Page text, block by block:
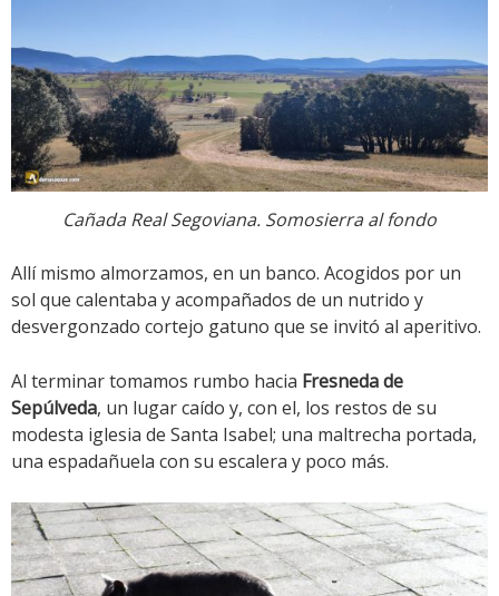
Cañada Real Segoviana. Somosierra al fondo
Allí mismo almorzamos, en un banco. Acogidos por un
sol que calentaba y acompañados de un nutrido y
desvergonzado cortejo gatuno que se invitó al aperitivo.
Al terminar tomamos rumbo hacia Fresneda de
Sepúlveda, un lugar caído y, con el, los restos de su
modesta iglesia de Santa Isabel; una maltrecha portada,
una espadañuela con su escalera y poco más.